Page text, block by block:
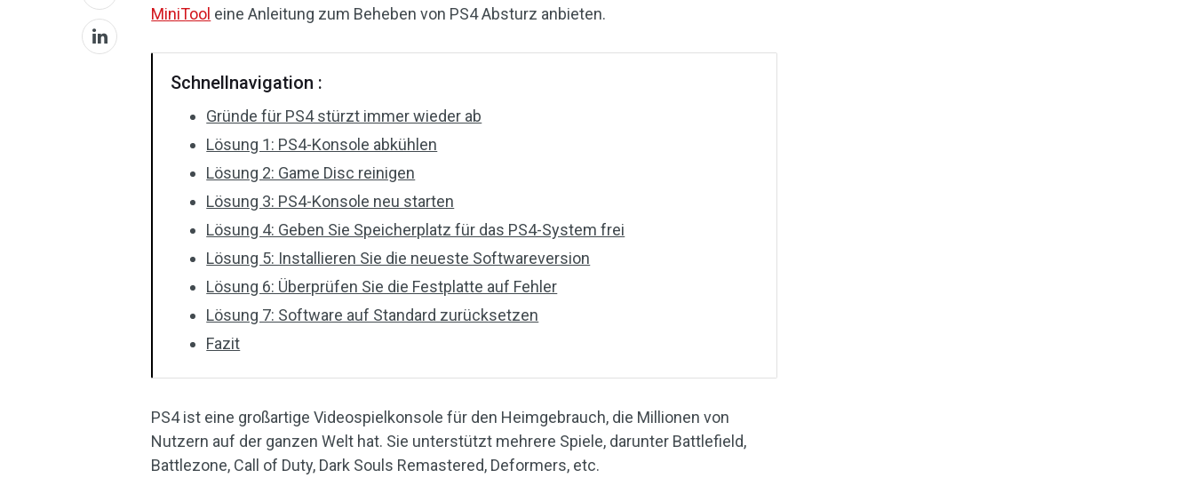
MiniTool eine Anleitung zum Beheben von PS4 Absturz anbieten.
Schnellnavigation :
Gründe für PS4 stürzt immer wieder ab
Lösung 1: PS4-Konsole abkühlen
Lösung 2: Game Disc reinigen
Lösung 3: PS4-Konsole neu starten
Lösung 4: Geben Sie Speicherplatz für das PS4-System frei
Lösung 5: Installieren Sie die neueste Softwareversion
Lösung 6: Überprüfen Sie die Festplatte auf Fehler
Lösung 7: Software auf Standard zurücksetzen
Fazit
PS4 ist eine großartige Videospielkonsole für den Heimgebrauch, die Millionen von
Nutzern auf der ganzen Welt hat. Sie unterstützt mehrere Spiele, darunter Battlefield,
Battlezone, Call of Duty, Dark Souls Remastered, Deformers, etc.